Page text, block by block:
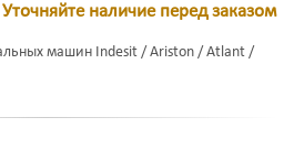
Уточняйте наличие перед заказом
машин Indesit / Ariston / Atlant /